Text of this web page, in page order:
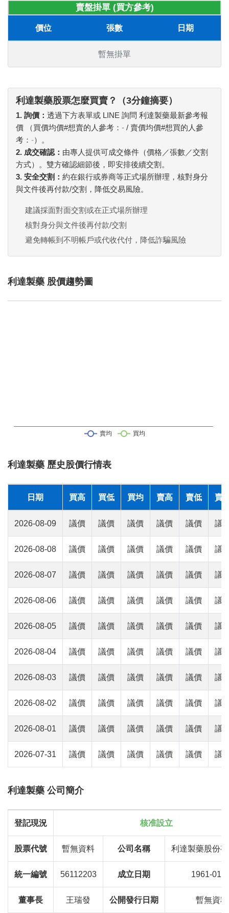
賣盤掛單 (買方參考)
價位 張數 日期
暫無掛單
利達製藥股票怎麼買賣？（3分鐘摘要）
1. 詢價： 透過下方表單或 LINE 詢問 利達製藥最新參考報
價 （買價均價#想賣的人參考： - / 賣價均價#想買的人參
考： -）。
2. 成交確認： 由專人提供可成交條件（價格／張數／交割
方式）。雙方確認細節後，即安排後續交割。
3. 安全交割： 約在銀行或券商等正式場所辦理，核對身分
與文件後再付款/交割，降低交易風險。
建議採面對面交割或在正式場所辦理
核對身分與文件後再付款/交割
避免轉帳到不明帳戶或代收代付，降低詐騙風險
利達製藥 股價趨勢圖
利達製藥 歷史股價行情表
日期 買高 買低 買均 賣高 賣低 賣
2026-08-09 議價 議價 議價 議價 議價 議
2026-08-08 議價 議價 議價 議價 議價 議
2026-08-07 議價 議價 議價 議價 議價 議
2026-08-06 議價 議價 議價 議價 議價 議
2026-08-05 議價 議價 議價 議價 議價 議
2026-08-04 議價 議價 議價 議價 議價 議
2026-08-03 議價 議價 議價 議價 議價 議
2026-08-02 議價 議價 議價 議價 議價 議
2026-08-01 議價 議價 議價 議價 議價 議
2026-07-31 議價 議價 議價 議價 議價 議
利達製藥 公司簡介
登記現況 核准設立
股票代號 暫無資料 公司名稱 利達製藥股份
統一編號 56112203 成立日期 1961-01-
董事長 王瑞發 公開發行日期 暫無資料